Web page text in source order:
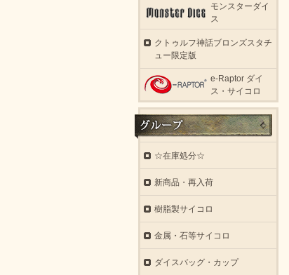
モンスターダイ
ス
クトゥルフ神話ブロンズスタチ
ュー限定版
e-Raptor ダイ
ス・サイコロ
☆在庫処分☆
新商品・再入荷
樹脂製サイコロ
金属・石等サイコロ
ダイスバッグ・カップ